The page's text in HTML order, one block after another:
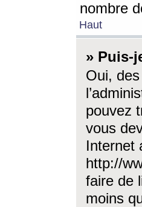
nombre
Haut
» Puis-
Oui,
pouvez
vous
Internet
http://
faire de
moins